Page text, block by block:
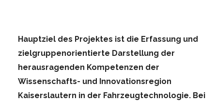
Hauptziel des Projektes ist die Erfassung und
zielgruppenorientierte Darstellung der
herausragenden Kompetenzen der
Wissenschafts- und Innovationsregion
Kaiserslautern in der Fahrzeugtechnologie. Bei